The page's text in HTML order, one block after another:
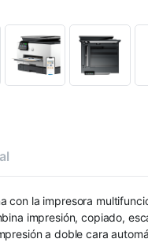
con la impresora
impresión, copiado,
a doble cara